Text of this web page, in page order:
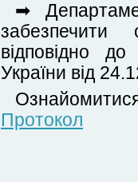
➡
забезпечити
відповідно
України від
Протокол